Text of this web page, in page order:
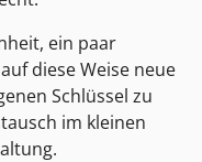
ein paar
diese Weise neue
Schlüssel zu
im kleinen